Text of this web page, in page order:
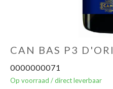
Geels Witteke De Maan's
CAN BAS P3
0000000071
Op voorraad / direct leverbaar